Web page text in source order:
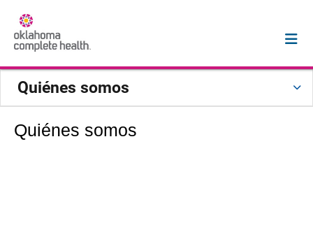
Quiénes somos
Quiénes somos